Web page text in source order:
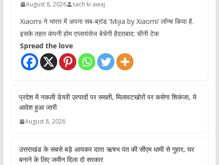
August 8, 2026 sach ki awaj
Xiaomi ने भारत में अपना सब-ब्रांड ‘Mijia by Xiaomi’ लॉन्च किया है.
इसके तहत कंपनी होम एप्लायंसेज बेचेगी हैदराबाद: चीनी टेक
Spread the love
प्रदेश में नकली डेयरी उत्पादों पर सख्ती, मिलावटखोरों पर कसेगा शिकंजा, ये
आदेश हुआ जारी
August 8, 2026
उत्तराखंड के सबसे बड़े आयकर दाता ऋषभ पंत की सीएम धामी से गुहार, घर
बनाने के लिए जमीन दिला दो सरकार